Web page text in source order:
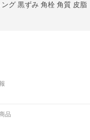
グ 黒ずみ 角栓 角質 皮脂
品